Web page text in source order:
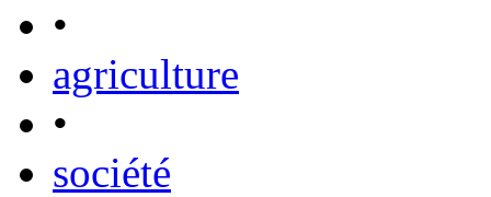
•
agriculture
•
société